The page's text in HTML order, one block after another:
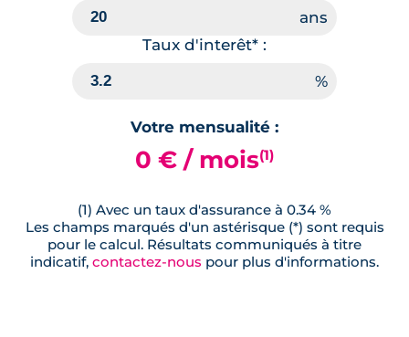
Taux d'interêt* :
Votre mensualité :
0 € / mois(1)
(1) Avec un taux d'assurance à 0.34 %
Les champs marqués d'un astérisque (*) sont requis
pour le calcul. Résultats communiqués à titre
indicatif, contactez-nous pour plus d'informations.